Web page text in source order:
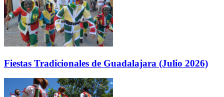
Fiestas Tradicionales de Guadalajara (Julio 2026)